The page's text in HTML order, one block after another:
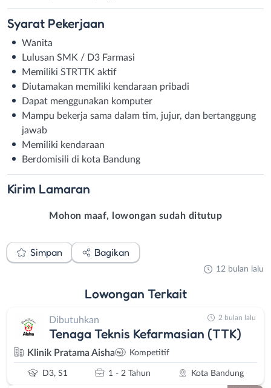
Syarat Pekerjaan
Wanita
Lulusan SMK / D3 Farmasi
Memiliki STRTTK aktif
Diutamakan memiliki kendaraan pribadi
Dapat menggunakan komputer
Mampu bekerja sama dalam tim, jujur, dan bertanggung
jawab
Memiliki kendaraan
Berdomisili di kota Bandung
Kirim Lamaran
Mohon maaf, lowongan sudah ditutup
Simpan Bagikan
12 bulan lalu
Lowongan Terkait
Dibutuhkan
Tenaga Teknis Kefarmasian (TTK)
Klinik Pratama Aisha Kompetitif
D3, S1 1 - 2 Tahun Kota Bandung
2 bulan lalu